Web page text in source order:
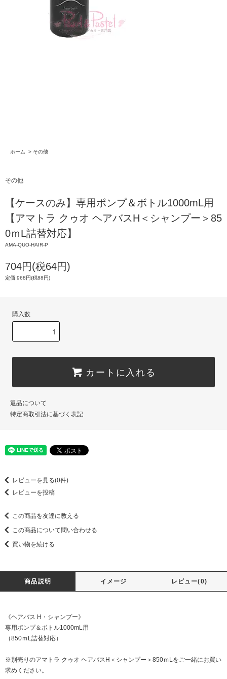
ホーム > その他
その他
【ケースのみ】専用ポンプ＆ボトル1000mL用
【アマトラ クゥオ ヘアバスH＜シャンプー＞85
0ｍL詰替対応】
AMA-QUO-HAIR-P
704円(税64円)
定価 968円(税88円)
購入数
カートに入れる
返品について
特定商取引法に基づく表記
レビューを見る(0件)
レビューを投稿
この商品を友達に教える
この商品について問い合わせる
買い物を続ける
商品説明 イメージ レビュー(0)
《ヘアバス H・シャンプー》
専用ポンプ＆ボトル1000mL用
（850ｍL詰替対応）
※別売りのアマトラ クゥオ ヘアバスH＜シャンプー＞850ｍLをご一緒にお買い
求めください。